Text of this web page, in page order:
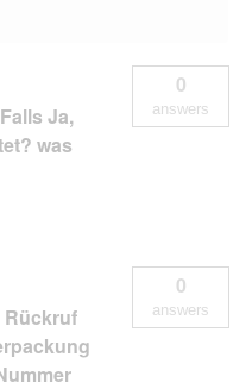
Ja,
was
0
answers
Rückruf
0
answers